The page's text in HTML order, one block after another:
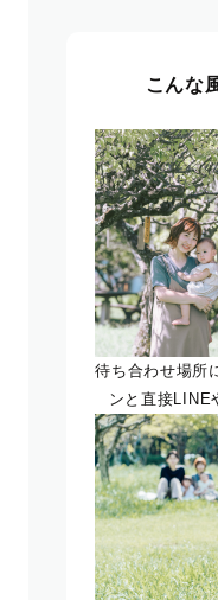
こんな
待ち合わせ場所
ンと直接LINE